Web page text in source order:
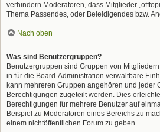
verhindern Moderatoren, dass Mitglieder
Thema Passendes, oder Beleidigendes bzw.
Nach oben
Was sind Benutzergruppen?
Benutzergruppen sind Gruppen von
in für die Board-Administration verwaltbare
kann mehreren Gruppen angehören und jeder
Berechtigungen zugeteilt werden. Dies
Berechtigungen für mehrere Benutzer auf
Beispiel zu Moderatoren eines Bereichs zu
einem nichtöffentlichen Forum zu geben.